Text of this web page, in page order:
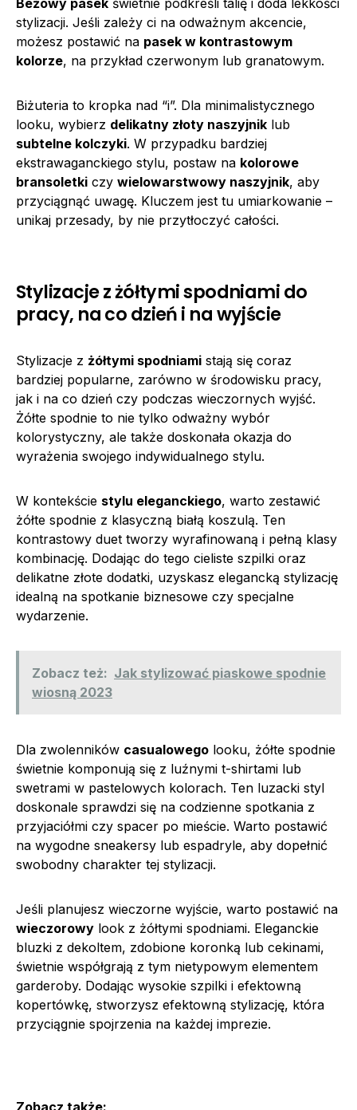
stylizacji. Jeśli zależy ci na odważnym akcencie,
możesz postawić na pasek w kontrastowym
kolorze, na przykład czerwonym lub granatowym.
Biżuteria to kropka nad “i”. Dla minimalistycznego
looku, wybierz delikatny złoty naszyjnik lub
subtelne kolczyki. W przypadku bardziej
ekstrawaganckiego stylu, postaw na kolorowe
bransoletki czy wielowarstwowy naszyjnik, aby
przyciągnąć uwagę. Kluczem jest tu umiarkowanie –
unikaj przesady, by nie przytłoczyć całości.
Stylizacje z żółtymi spodniami do
pracy, na co dzień i na wyjście
Stylizacje z żółtymi spodniami stają się coraz
bardziej popularne, zarówno w środowisku pracy,
jak i na co dzień czy podczas wieczornych wyjść.
Żółte spodnie to nie tylko odważny wybór
kolorystyczny, ale także doskonała okazja do
wyrażenia swojego indywidualnego stylu.
W kontekście stylu eleganckiego, warto zestawić
żółte spodnie z klasyczną białą koszulą. Ten
kontrastowy duet tworzy wyrafinowaną i pełną klasy
kombinację. Dodając do tego cieliste szpilki oraz
delikatne złote dodatki, uzyskasz elegancką stylizację
idealną na spotkanie biznesowe czy specjalne
wydarzenie.
Zobacz też: Jak stylizować piaskowe spodnie
wiosną 2023
Dla zwolenników casualowego looku, żółte spodnie
świetnie komponują się z luźnymi t-shirtami lub
swetrami w pastelowych kolorach. Ten luzacki styl
doskonale sprawdzi się na codzienne spotkania z
przyjaciółmi czy spacer po mieście. Warto postawić
na wygodne sneakersy lub espadryle, aby dopełnić
swobodny charakter tej stylizacji.
Jeśli planujesz wieczorne wyjście, warto postawić na
wieczorowy look z żółtymi spodniami. Eleganckie
bluzki z dekoltem, zdobione koronką lub cekinami,
świetnie współgrają z tym nietypowym elementem
garderoby. Dodając wysokie szpilki i efektowną
kopertówkę, stworzysz efektowną stylizację, która
przyciągnie spojrzenia na każdej imprezie.
Zobacz także: